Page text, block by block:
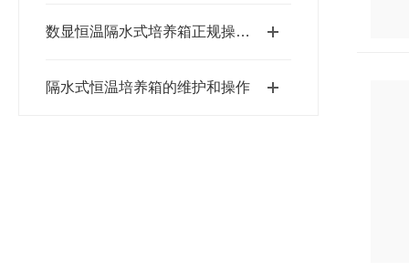
数显恒温隔水式培养箱正规操作方式和六大使用注意点
隔水式恒温培养箱的维护和操作